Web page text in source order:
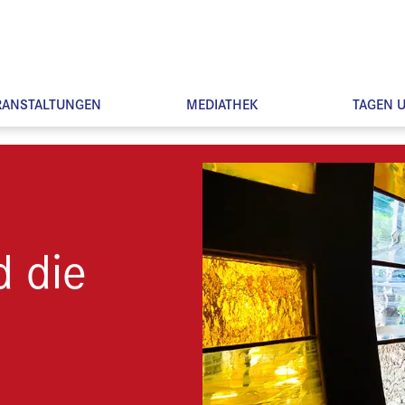
MEDIATHEK TAGEN
die